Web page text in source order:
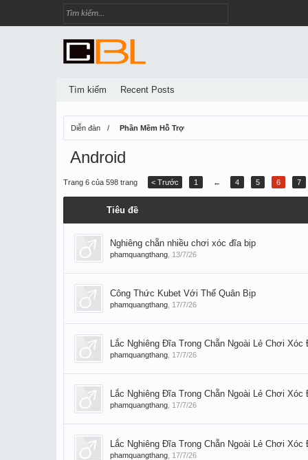
Diễn đàn Phần Mềm Hỗ Trợ
Android
Trang 6 của 598 trang < Trước 1 ← 4 5 6 7
Tiêu đề
Nghiêng chẵn nhiều chơi xóc đĩa bịp
phamquangthang 13/7/26
Công Thức Kubet Với Thế Quân Bịp
phamquangthang 17/7/26
Lắc Nghiêng Đĩa Trong Chẵn Ngoài Lẻ Chơi Xóc
phamquangthang 17/7/26
Lắc Nghiêng Đĩa Trong Chẵn Ngoài Lẻ Chơi Xóc
phamquangthang 17/7/26
Lắc Nghiêng Đĩa Trong Chẵn Ngoài Lẻ Chơi Xóc
phamquangthang 17/7/26
Tìm kiếm Recent Posts